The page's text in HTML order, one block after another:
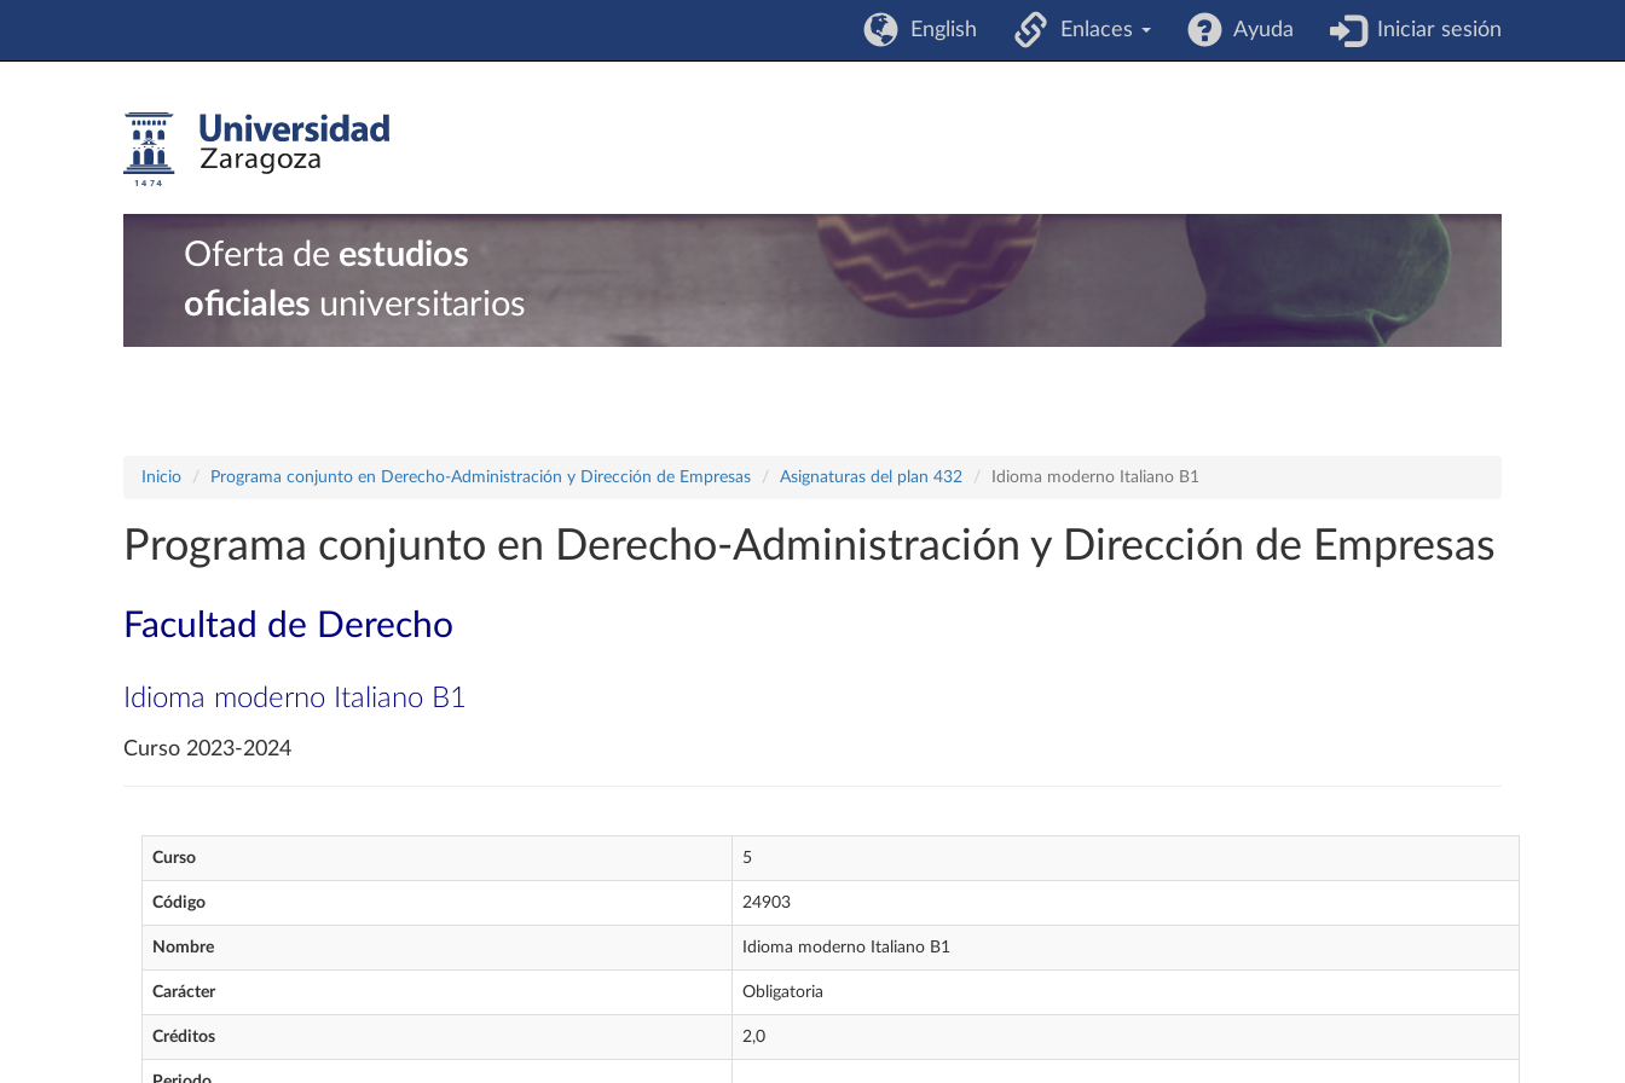
English Enlaces Ayuda Iniciar sesión
Oferta de estudios
oficiales universitarios
Inicio Programa conjunto en Derecho-Administración y Dirección de Empresas Asignaturas del plan 432 Idioma moderno Italiano B1
Programa conjunto en Derecho-Administración y Dirección de Empresas
Facultad de Derecho
Idioma moderno Italiano B1
Curso 2023-2024
Curso 5
Código 24903
Nombre Idioma moderno Italiano B1
Carácter Obligatoria
Créditos 2,0